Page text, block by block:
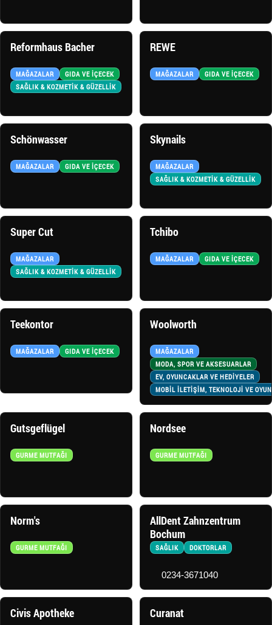
MAĞAZALAR
GIDA VE İÇECEK
SAĞLIK & KOZMETİK & GÜZELLİK
Reformhaus Bacher
MAĞAZALAR GIDA VE İÇECEK
REWE
MAĞAZALAR GIDA VE İÇECEK
Schönwasser
MAĞAZALAR
SAĞLIK & KOZMETİK & GÜZELLİK
Skynails
MAĞAZALAR
SAĞLIK & KOZMETİK & GÜZELLİK
Super Cut
MAĞAZALAR GIDA VE İÇECEK
Tchibo
MAĞAZALAR GIDA VE İÇECEK
Teekontor
MAĞAZALAR
MODA, SPOR VE AKSESUARLAR
EV, OYUNCAKLAR VE HEDİYELER
MOBİL İLETİŞİM, TEKNOLOJİ VE
Woolworth
GURME MUTFAĞI
Gutsgeflügel
GURME MUTFAĞI
Nordsee
GURME MUTFAĞI
Norm's
SAĞLIK DOKTORLAR
AllDent Zahnzentrum
Bochum
0234-3671040
Civis Apotheke Curanat